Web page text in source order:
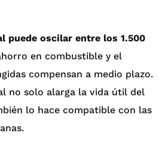
puede oscilar entre los 1.500
en combustible y el
compensan a medio plazo.
no solo alarga la vida útil del
lo hace compatible con las